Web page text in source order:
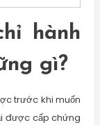
hành
gì?
trước khi muốn
được cấp chứng